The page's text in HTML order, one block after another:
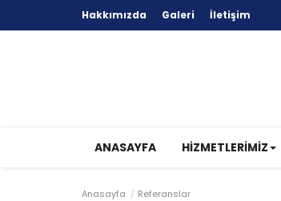
Hakkımızda Galeri İletişim
ANASAYFA HIZMETLERIMIZ
Anasayfa Referanslar